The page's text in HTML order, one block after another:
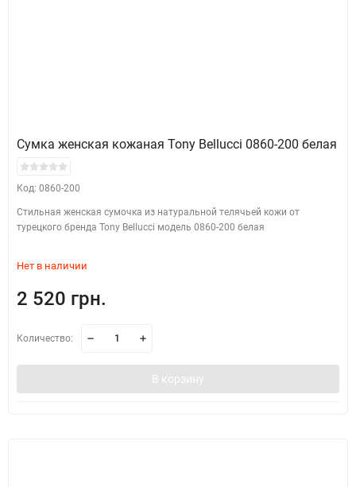
Сумка женская кожаная Tony Bellucci 0860-200 белая
Код: 0860-200
Стильная женская сумочка из натуральной телячьей кожи от
турецкого бренда Tony Bellucci модель 0860-200 белая
Нет в наличии
2 520 грн.
Количество:
В корзину